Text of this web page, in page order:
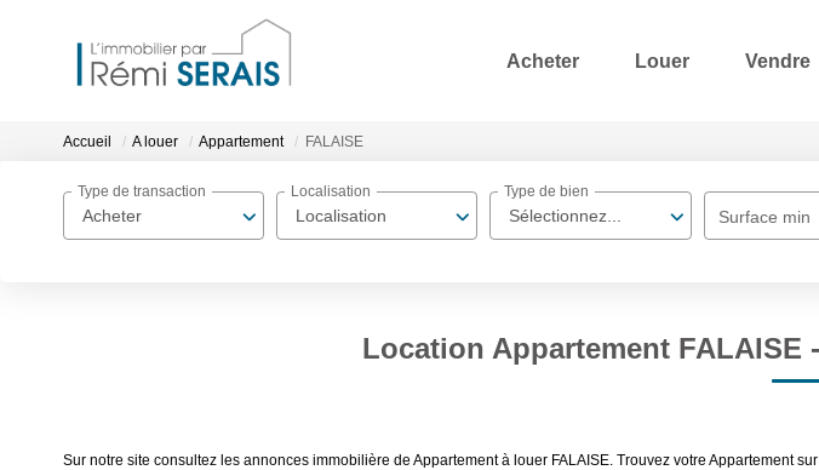
Acheter Louer Vendre
Accueil A louer Appartement FALAISE
Acheter
Type de transaction
Localisation
Localisation
Sélectionnez...
Type de bien
Surface min
Location Appartement FALAISE
Sur notre site consultez les annonces immobilière de Appartement à louer FALAISE. Trouvez votre Appartement